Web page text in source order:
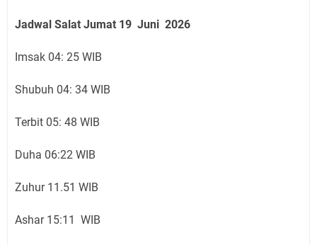
Jadwal Salat Jumat 19 Juni 2026
Imsak 04: 25 WIB
Shubuh 04: 34 WIB
Terbit 05: 48 WIB
Duha 06:22 WIB
Zuhur 11.51 WIB
Ashar 15:11 WIB